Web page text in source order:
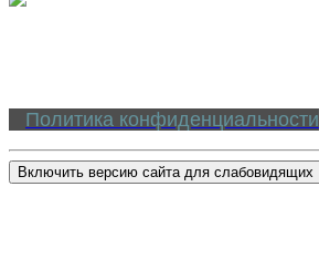
Политика конфиденциальности
Включить версию сайта для слабовидящих